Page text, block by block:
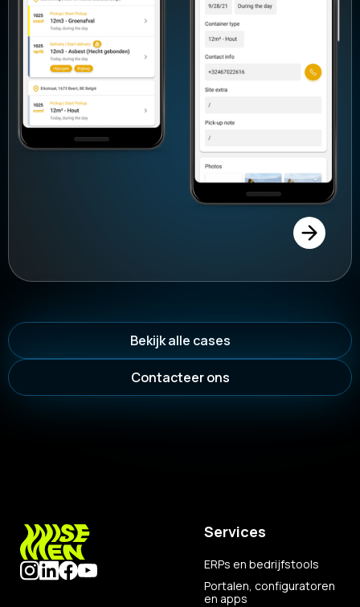
Bekijk alle cases
Contacteer ons
Services
ERPs en bedrijfstools
Portalen, configuratoren
en apps